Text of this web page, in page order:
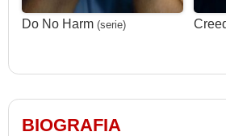
Do No Harm (serie) Creed
BIOGRAFIA